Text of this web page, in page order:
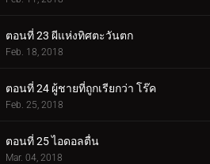
ตอนที่ 23 ผีแห่งทิศตะวันตก
Feb. 18, 2018
ตอนที่ 24 ผู้ชายที่ถูกเรียกว่า โร๊ค
Feb. 25, 2018
ตอนที่ 25 ไอดอลตื่น
Mar. 04, 2018